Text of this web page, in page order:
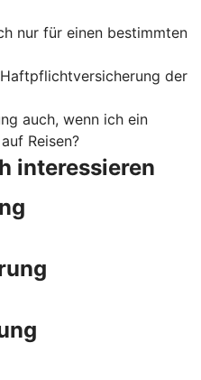
nur für einen bestimmten
der
auch, wenn ich ein
Reisen?
interessieren